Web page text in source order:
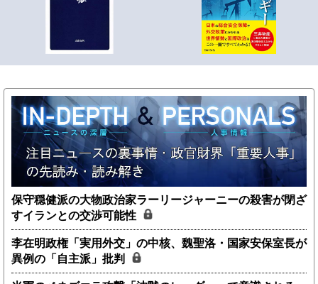
保守穏健派の大物政治家ラーリージャーニーの殺害が閉ざ
すイランとの交渉可能性
李在明政権「実用外交」の中核、魏聖洛・国家安保室長が
異例の「自主派」批判